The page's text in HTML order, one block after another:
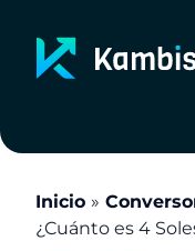
contenido
Inicio
¿Cuánto es 4